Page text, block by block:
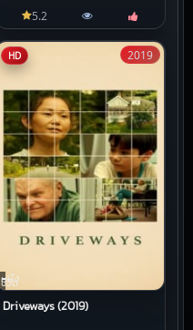
5.2
HD
หนัง
ชีวิต
Driveways (2019)
2019